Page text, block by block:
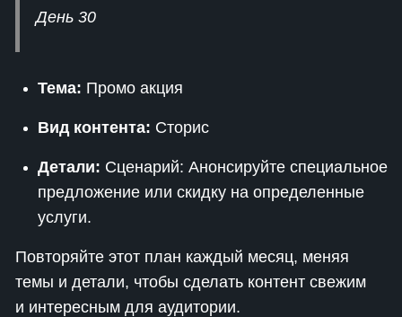
День 30
Тема: Промо акция
Вид контента: Сторис
Детали: Сценарий: Анонсируйте специальное
предложение или скидку на определенные
услуги.
Повторяйте этот план каждый месяц, меняя
темы и детали, чтобы сделать контент свежим
и интересным для аудитории.